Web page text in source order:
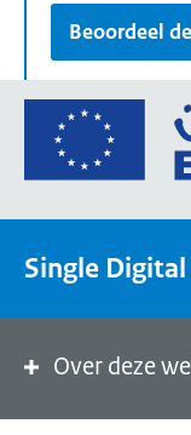
Beoordeel
Single
Over deze